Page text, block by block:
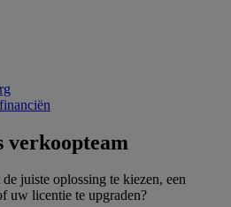
verkoopteam
juiste oplossing te kiezen, een
uw licentie te upgraden?